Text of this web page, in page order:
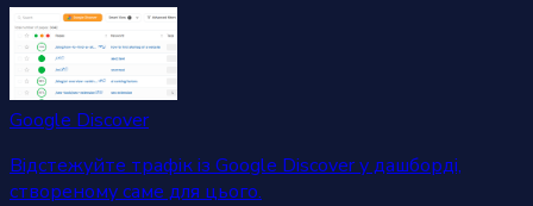
Google Discover
Відстежуйте трафік із Google Discover у дашборді,
створеному саме для цього.